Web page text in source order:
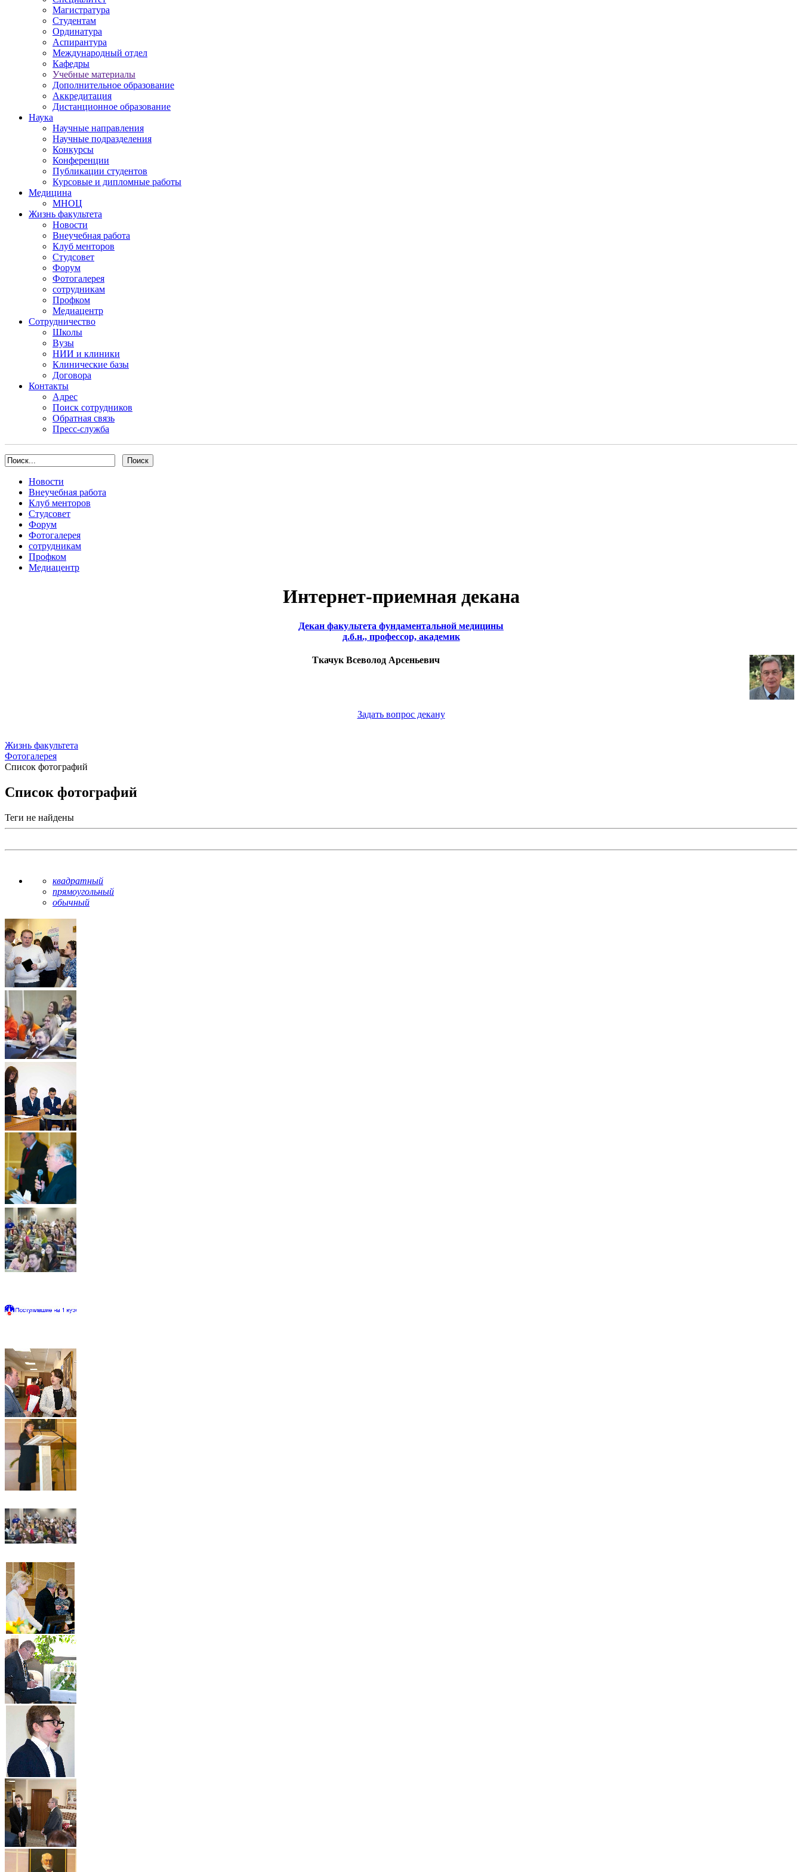
Магистратура
Студентам
Ординатура
Аспирантура
Международный отдел
Кафедры
Учебные материалы
Дополнительное образование
Аккредитация
Дистанционное образование
Наука
Научные направления
Научные подразделения
Конкурсы
Конференции
Публикации студентов
Курсовые и дипломные работы
Медицина
МНОЦ
Жизнь факультета
Новости
Внеучебная работа
Клуб менторов
Студсовет
Форум
Фотогалерея
сотрудникам
Профком
Медиацентр
Сотрудничество
Школы
Вузы
НИИ и клиники
Клинические базы
Договора
Контакты
Адрес
Поиск сотрудников
Обратная связь
Пресс-служба
Новости
Внеучебная работа
Клуб менторов
Студсовет
Форум
Фотогалерея
сотрудникам
Профком
Медиацентр
Интернет-приемная декана
Декан факультета фундаментальной медицины
д.б.н., профессор, академик
Ткачук Всеволод Арсеньевич
Задать вопрос декану
Жизнь факультета
Фотогалерея
Список фотографий
Список фотографий
Теги не найдены
квадратный
прямоугольный
обычный